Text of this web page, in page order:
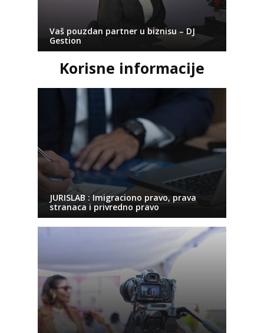
Vaš pouzdan partner u biznisu – DJ
Gestion
Korisne informacije
JURISLAB : Imigraciono pravo, prava
stranaca i privredno pravo